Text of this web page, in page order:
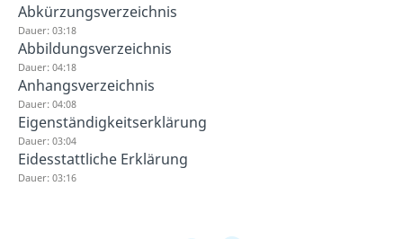
Abkürzungsverzeichnis
Dauer: 03:18
Abbildungsverzeichnis
Dauer: 04:18
Anhangsverzeichnis
Dauer: 04:08
Eigenständigkeitserklärung
Dauer: 03:04
Eidesstattliche Erklärung
Dauer: 03:16